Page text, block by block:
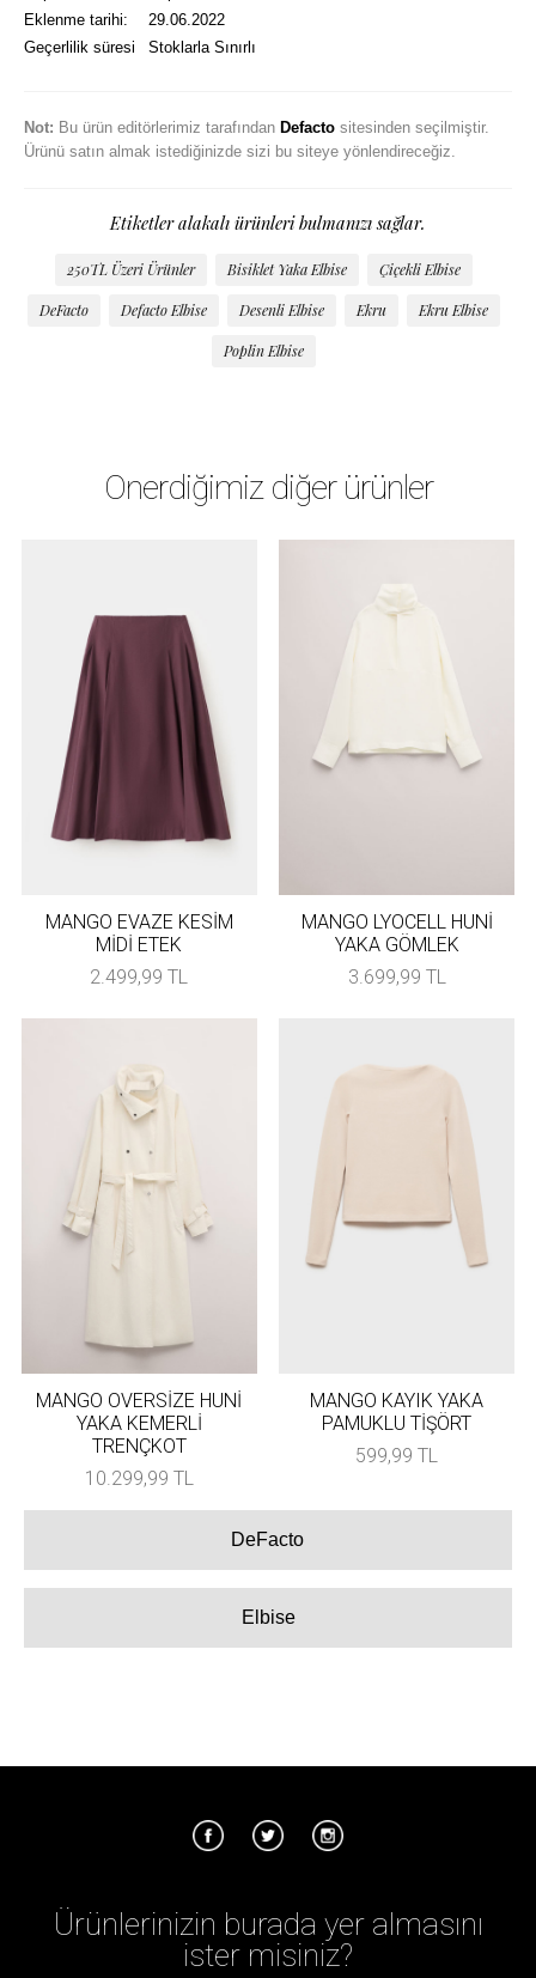
Eklenme tarihi:
29.06.2022
Geçerlilik süresi
Stoklarla Sınırlı
Not: Bu ürün editörlerimiz tarafından Defactositesinden seçilmiştir.
Ürünü satın almak istediğinizde sizi bu siteye yönlendireceğiz.
Etiketler alakalı ürünleri bulmanızı sağlar.
250TL Üzeri Ürünler Bisiklet Yaka Elbise Çiçekli Elbise
DeFacto Defacto Elbise Desenli Elbise Ekru Ekru Elbise
Poplin Elbise
Önerdiğimiz diğer ürünler
MANGO EVAZE KESİM
MİDİ ETEK
2.499,99 TL
MANGO LYOCELL HUNİ
YAKA GÖMLEK
3.699,99 TL
MANGO OVERSİZE HUNİ
YAKA KEMERLİ
TRENÇKOT
10.299,99 TL
MANGO KAYIK YAKA
PAMUKLU TİŞÖRT
599,99 TL
DeFacto
Elbise
Ürünlerinizin burada yer almasını
ister misiniz?